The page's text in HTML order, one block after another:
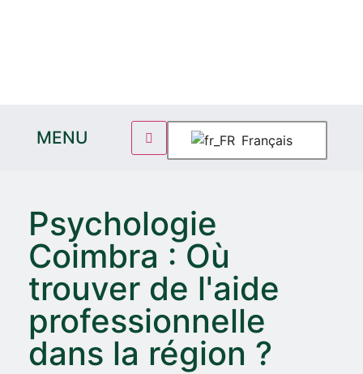
MENU Français
Psychologie
Coimbra : Où
trouver de l'aide
professionnelle
dans la région ?